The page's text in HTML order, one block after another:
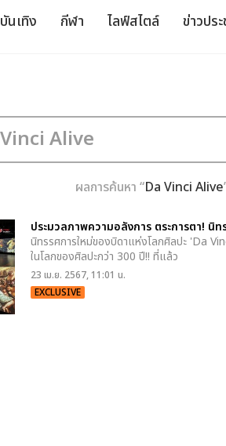
บันเทิง กีฬา ไลฟ์สไตล์ ข่าวปร
ผลการค้นหา “Da Vinci Alive
ประมวลภาพความอลังการ ตระการตา! นิ
นิทรรศการใหม่ของบิดาแห่งโลกศิลปะ 'Da
ในโลกของศิลปะกว่า 300 ปี!! ที่แล้ว
23 เม.ย. 2567, 11:01 น.
EXCLUSIVE